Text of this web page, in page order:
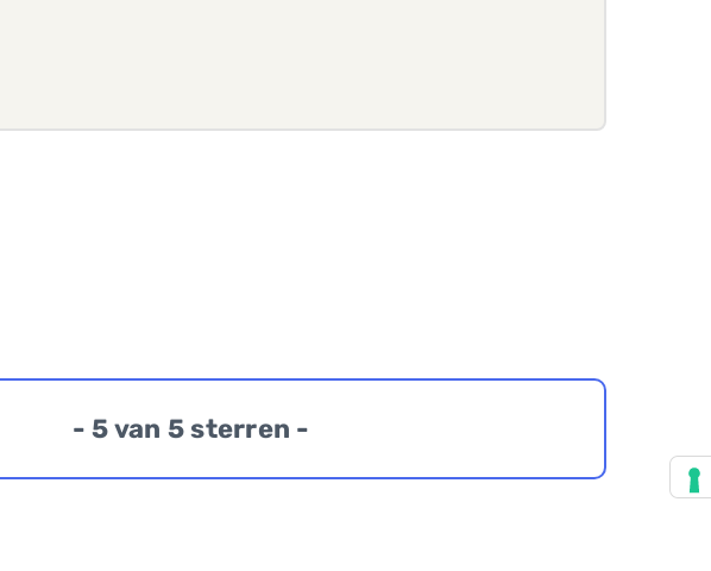
- 5 van 5 sterren -